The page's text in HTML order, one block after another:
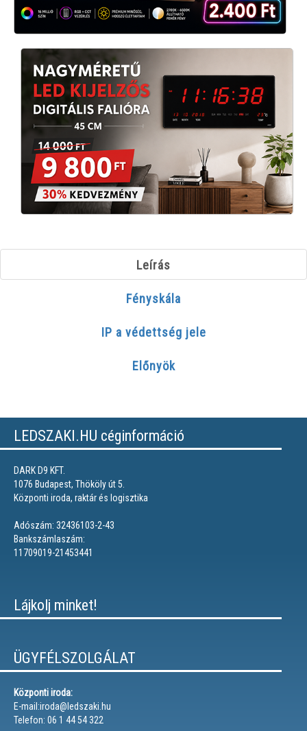
Leírás
Fényskála
IP a védettség jele
Előnyök
LEDSZAKI.HU céginformáció
DARK D9 KFT.
1076 Budapest, Thököly út 5.
Központi iroda, raktár és logisztika
Adószám: 32436103-2-43
Bankszámlaszám:
11709019-21453441
Lájkolj minket!
ÜGYFÉLSZOLGÁLAT
Központi iroda:
E-mail:iroda@ledszaki.hu
Telefon: 06 1 44 54 322